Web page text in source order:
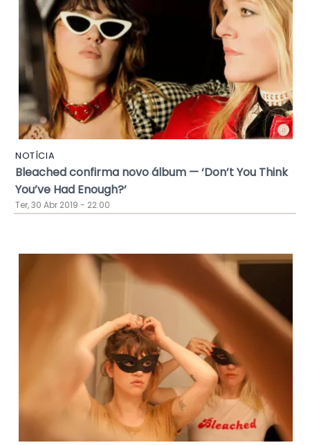
NOTÍCIA
Bleached confirma novo álbum — ‘Don’t You Think
You’ve Had Enough?’
Ter, 30 Abr 2019 - 22:00